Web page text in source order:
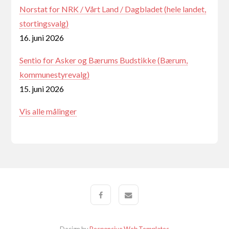
Norstat for NRK / Vårt Land / Dagbladet (hele landet,
stortingsvalg)
16. juni 2026
Sentio for Asker og Bærums Budstikke (Bærum,
kommunestyrevalg)
15. juni 2026
Vis alle målinger